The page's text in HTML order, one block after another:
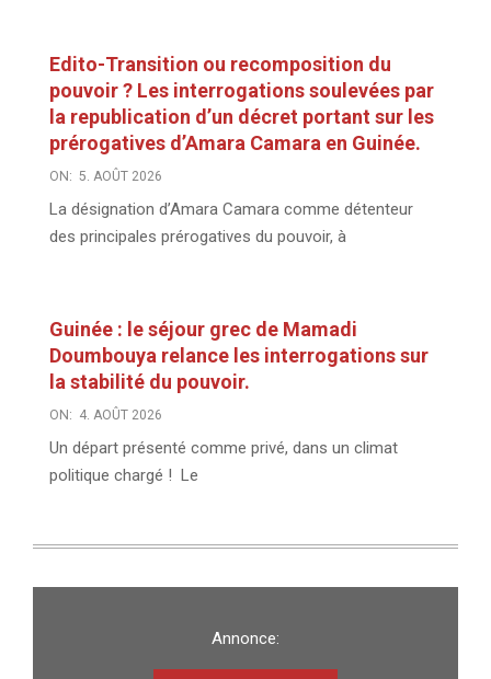
Edito-Transition ou recomposition du
pouvoir ? Les interrogations soulevées par
la republication d’un décret portant sur les
prérogatives d’Amara Camara en Guinée.
ON: 5. AOÛT 2026
La désignation d’Amara Camara comme détenteur
des principales prérogatives du pouvoir, à
Guinée : le séjour grec de Mamadi
Doumbouya relance les interrogations sur
la stabilité du pouvoir.
ON: 4. AOÛT 2026
Un départ présenté comme privé, dans un climat
politique chargé ! Le
Annonce: